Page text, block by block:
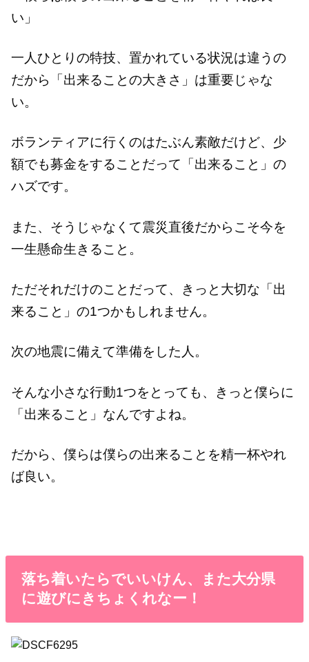
い」
一人ひとりの特技、置かれている状況は違うの
だから「出来ることの大きさ」は重要じゃな
い。
ボランティアに行くのはたぶん素敵だけど、少
額でも募金をすることだって「出来ること」の
ハズです。
また、そうじゃなくて震災直後だからこそ今を
一生懸命生きること。
ただそれだけのことだって、きっと大切な「出
来ること」の1つかもしれません。
次の地震に備えて準備をした人。
そんな小さな行動1つをとっても、きっと僕らに
「出来ること」なんですよね。
だから、僕らは僕らの出来ることを精一杯やれ
ば良い。
落ち着いたらでいいけん、また大分県
に遊びにきちょくれなー！